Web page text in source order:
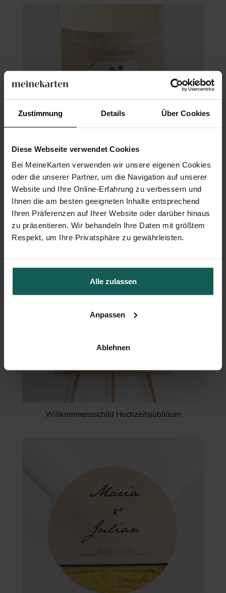
Zustimmung Details Über Cookies
Diese Webseite verwendet Cookies
Bei MeineKarten verwenden wir unsere eigenen Cookies
oder die unserer Partner, um die Navigation auf unserer
Website und Ihre Online-Erfahrung zu verbessern und
Ihnen die am besten geeigneten Inhalte entsprechend
Ihren Präferenzen auf Ihrer Website oder darüber hinaus
zu präsentieren. Wir behandeln Ihre Daten mit größtem
Respekt, um Ihre Privatsphäre zu gewährleisten.
Alle zulassen
Anpassen
Ablehnen
Flaschenetikett Hochzeitsjubiläum
Willkommensschild Hochzeitsjubiläum